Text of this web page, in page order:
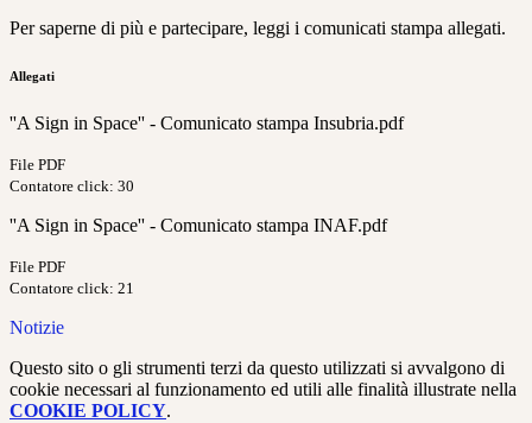
Per saperne di più e partecipare, leggi i comunicati stampa allegati.
Allegati
''A Sign in Space'' - Comunicato stampa Insubria.pdf
File PDF
Contatore click: 30
''A Sign in Space'' - Comunicato stampa INAF.pdf
File PDF
Contatore click: 21
Notizie
Questo sito o gli strumenti terzi da questo utilizzati si avvalgono di
cookie necessari al funzionamento ed utili alle finalità illustrate nella
COOKIE POLICY.